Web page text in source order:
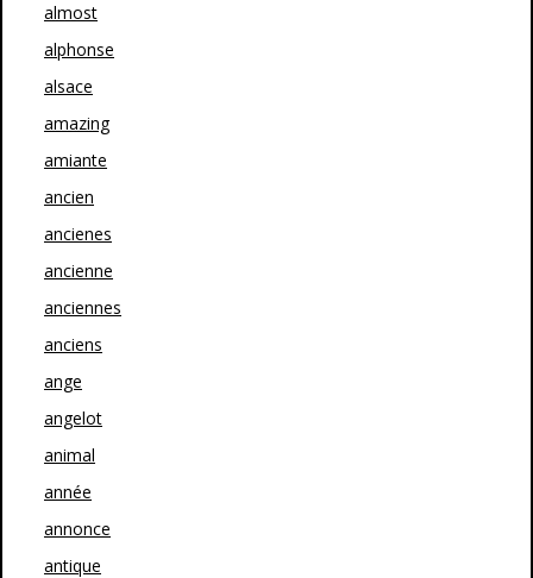
almost
alphonse
alsace
amazing
amiante
ancien
ancienes
ancienne
anciennes
anciens
ange
angelot
animal
année
annonce
antique